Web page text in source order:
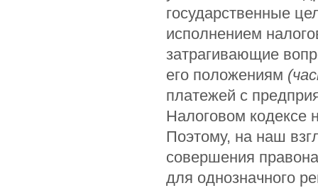
государственные
исполнением
затрагивающие
его положениям
платежей с
Налоговом кодексе
Поэтому, на наш
совершения
для однозначного